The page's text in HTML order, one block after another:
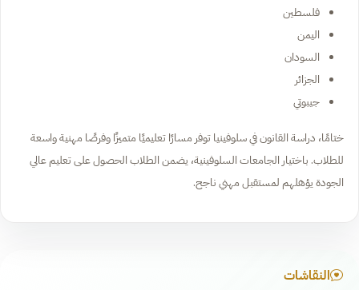
فلسطين
اليمن
السودان
الجزائر
جيبوتي
ختامًا، دراسة القانون في سلوفينيا توفر مسارًا تعليميًا متميزًا وفرصًا مهنية واسعة
للطلاب. باختيار الجامعات السلوفينية، يضمن الطلاب الحصول على تعليم عالي
الجودة يؤهلهم لمستقبل مهني ناجح.
النقاشات